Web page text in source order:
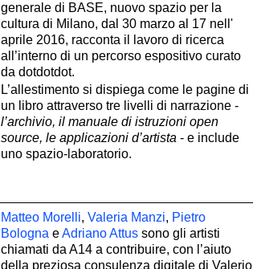
generale di BASE, nuovo spazio per la
cultura di Milano, dal 30 marzo al 17 nell'
aprile 2016, racconta il lavoro di ricerca
all’interno di un percorso espositivo curato
da dotdotdot.
L’allestimento si dispiega come le pagine di
un libro attraverso tre livelli di narrazione -
l’archivio, il manuale di istruzioni open
source, le applicazioni d’artista - e include
uno spazio-laboratorio.
Matteo Morelli, Valeria Manzi, Pietro
Bologna eAdriano Attus sono gli artisti
chiamati da A14 a contribuire, con l’aiuto
della preziosa consulenza digitale di Valerio